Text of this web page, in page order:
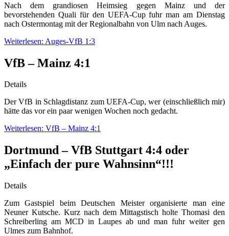
Nach dem grandiosen Heimsieg gegen Mainz und der
bevorstehenden Quali für den UEFA-Cup fuhr man am Dienstag
nach Ostermontag mit der Regionalbahn von Ulm nach Auges.
Weiterlesen: Auges-VfB 1:3
VfB – Mainz 4:1
Details
Der VfB in Schlagdistanz zum UEFA-Cup, wer (einschließlich mir)
hätte das vor ein paar wenigen Wochen noch gedacht.
Weiterlesen: VfB – Mainz 4:1
Dortmund – VfB Stuttgart 4:4 oder
„Einfach der pure Wahnsinn“!!!
Details
Zum Gastspiel beim Deutschen Meister organisierte man eine
Neuner Kutsche. Kurz nach dem Mittagstisch holte Thomasi den
Schreiberling am MCD in Laupes ab und man fuhr weiter gen
Ulmes zum Bahnhof.